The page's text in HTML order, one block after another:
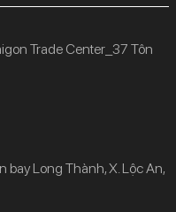
Trade Center_37 Tôn
Long Thành, X. Lộc An,